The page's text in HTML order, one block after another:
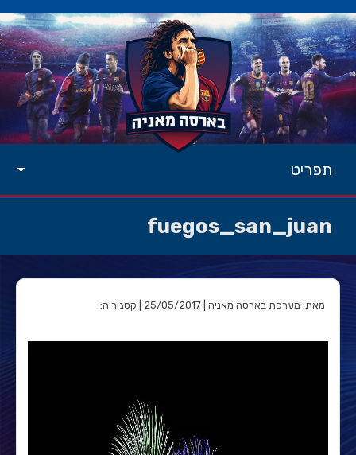
תפריט
fuegos_san_juan
מאת: מערכת בארסה מאניה | 25/05/2017 | קטגוריה: